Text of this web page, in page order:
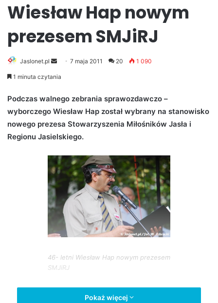
Wiesław Hap nowym
prezesem SMJiRJ
Jaslonet.pl
e
d
a
a
i
7 maja 2011 20 1 090
1 minuta czytania
Podczas walnego zebrania sprawozdawczo –
wyborczego Wiesław Hap został wybrany na stanowisko
nowego prezesa Stowarzyszenia Miłośników Jasła i
Regionu Jasielskiego.
46- letni Wiesław Hap nowym prezesem
SMJiRJ
Pokaż więcej